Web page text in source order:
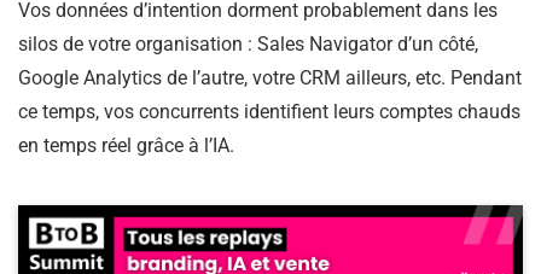
Vos données d’intention dorment probablement dans les
silos de votre organisation : Sales Navigator d’un côté,
Google Analytics de l’autre, votre CRM ailleurs, etc. Pendant
ce temps, vos concurrents identifient leurs comptes chauds
en temps réel grâce à l’IA.